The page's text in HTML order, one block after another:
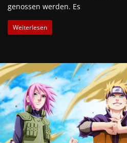
genossen werden. Es
Weiterlesen